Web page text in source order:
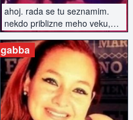
ahoj. rada se tu seznamim.
nekdo priblizne meho veku,
kdo ma rad dobrou zabavu a
neni uplnej nesportovec..
gabba
ZOBRAZIT INZERÁT